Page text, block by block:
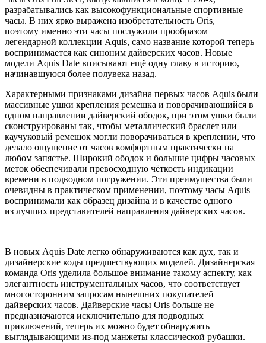
разрабатывались как высокофункциональные спортивные
часы. В них ярко выражена изобретательность Oris,
поэтому именно эти часы послужили прообразом
легендарной коллекции Aquis, само название которой теперь
воспринимается как синоним дайверских часов. Новые
модели Aquis Date вписывают ещё одну главу в историю,
начинавшуюся более полувека назад.
Характерными признаками дизайна первых часов Aquis были
массивные ушки крепления ремешка и поворачивающийся в
одном направлении дайверский ободок, при этом ушки были
сконструированы так, чтобы металлический браслет или
каучуковый ремешок могли поворачиваться в креплении, что
делало ощущение от часов комфортным практически на
любом запястье. Широкий ободок и большие цифры часовых
меток обеспечивали превосходную чёткость индикации
времени в подводном погружении. Эти преимущества были
очевидны в практическом применении, поэтому часы Aquis
воспринимали как образец дизайна и в качестве одного
из лучших представителей направления дайверских часов.
В новых Aquis Date легко обнаруживаются как дух, так и
дизайнерские коды предшествующих моделей. Дизайнерская
команда Oris уделила большое внимание такому аспекту, как
элегантность инструментальных часов, что соответствует
многосторонним запросам нынешних покупателей
дайверских часов. Дайверские часы Oris больше не
предназначаются исключительно для подводных
приключений, теперь их можно будет обнаружить
выглядывающими из-под манжеты классической рубашки.